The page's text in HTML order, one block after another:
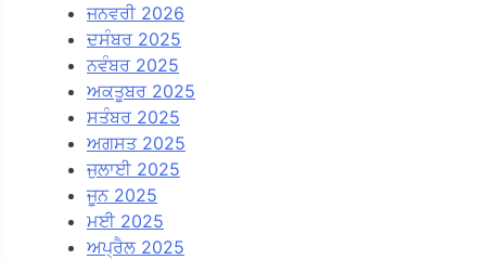
ਜਨਵਰੀ 2026
ਦਸੰਬਰ 2025
ਨਵੰਬਰ 2025
ਅਕਤੂਬਰ 2025
ਸਤੰਬਰ 2025
ਅਗਸਤ 2025
ਜੁਲਾਈ 2025
ਜੂਨ 2025
ਮਈ 2025
ਅਪ੍ਰੈਲ 2025